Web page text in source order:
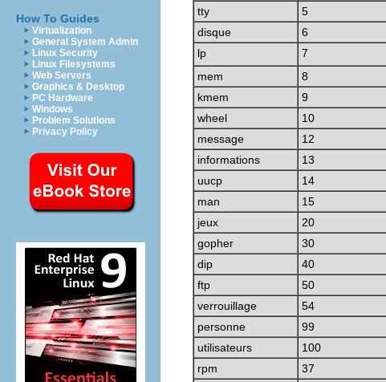
How To Guides
Virtualization
General System Admin
Linux Security
Linux Filesystems
Web Servers
Graphics & Desktop
PC Hardware
Windows
Problem Solutions
Privacy Policy
tty
5
disque
6
lp
7
mem
8
kmem
9
wheel
10
message
12
informations
13
uucp
14
man
15
jeux
20
gopher
30
dip
40
ftp
50
verrouillage
54
personne
99
utilisateurs
100
rpm
37